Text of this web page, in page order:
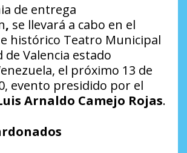
de entrega
, se llevará a cabo en el
histórico Teatro Municipal
de Valencia estado
el próximo 13 de
evento presidido por el
Arnaldo Camejo Rojas.